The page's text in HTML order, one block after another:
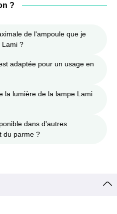
?
de l'ampoule que je
Lami ?
adaptée pour un usage en
la lumière de la lampe Lami
dans d'autres
du parme ?